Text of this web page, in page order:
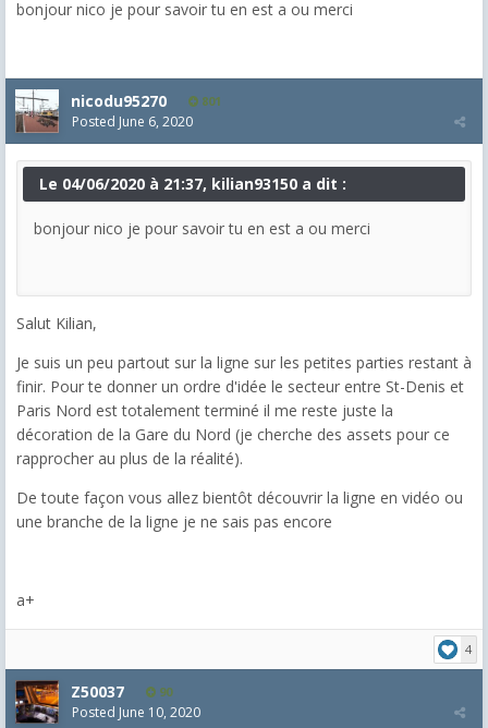
bonjour nico je pour savoir tu en est a ou merci
nicodu95270 801
Posted June 6, 2020
Le 04/06/2020 à 21:37, kilian93150 a dit :
bonjour nico je pour savoir tu en est a ou merci
Salut Kilian,
Je suis un peu partout sur la ligne sur les petites parties restant à
finir. Pour te donner un ordre d'idée le secteur entre St-Denis et
Paris Nord est totalement terminé il me reste juste la
décoration de la Gare du Nord (je cherche des assets pour ce
rapprocher au plus de la réalité).
De toute façon vous allez bientôt découvrir la ligne en vidéo ou
une branche de la ligne je ne sais pas encore
a+
4
Z50037 90
Posted June 10, 2020